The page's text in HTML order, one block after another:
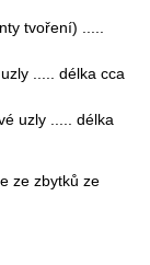
tvoření) .....
uzly .....délka cca
uzly ..... délka
ze zbytků ze